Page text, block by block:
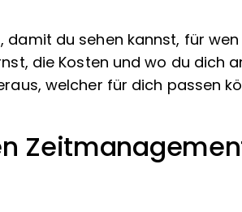
damit du sehen kannst, für
die Kosten und wo du dich
welcher für dich passen